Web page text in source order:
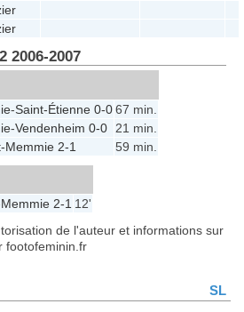
2006-2007
-Saint-Étienne 0-067 min.
-Vendenheim 0-0
21 min.
Memmie 2-1 59 min.
2-1 12'
de l'auteur et informations sur
footofeminin.fr
SL